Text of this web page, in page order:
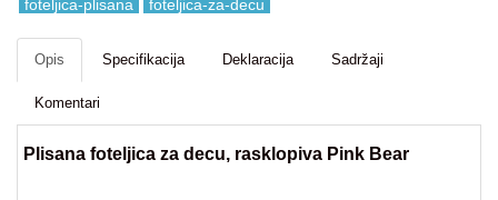
decu
Kancelarija
Baštenske
igračke
foteljica-plisana
foteljica-za-decu
Opis Specifikacija Deklaracija Sadržaji
Komentari
Plisana foteljica za decu, rasklopiva Pink Bear